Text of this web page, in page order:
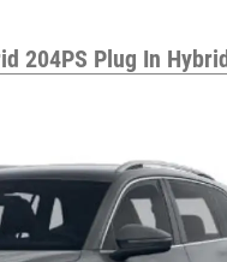
204PS Plug In